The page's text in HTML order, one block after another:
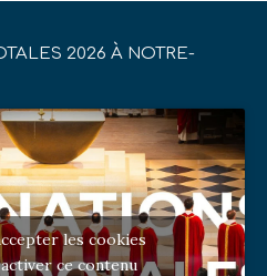
2026 À NOTRE-
les cookies
ce contenu